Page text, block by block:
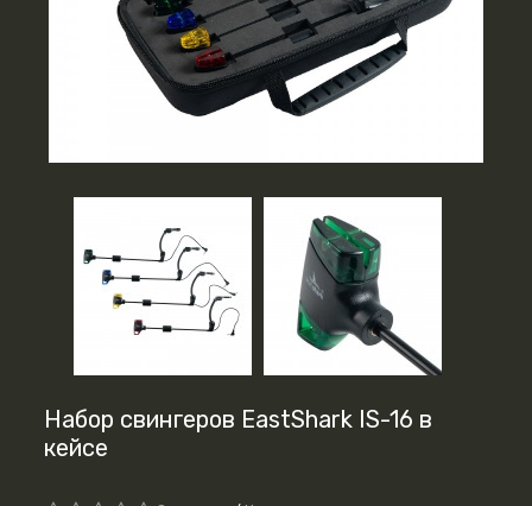
Набор свингеров EastShark IS-16 в
кейсе